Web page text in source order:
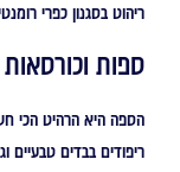
ריהוט בסגנון כפרי
ספות
הספה היא הרהיט הכי
ריפודים בבדים טבעיים